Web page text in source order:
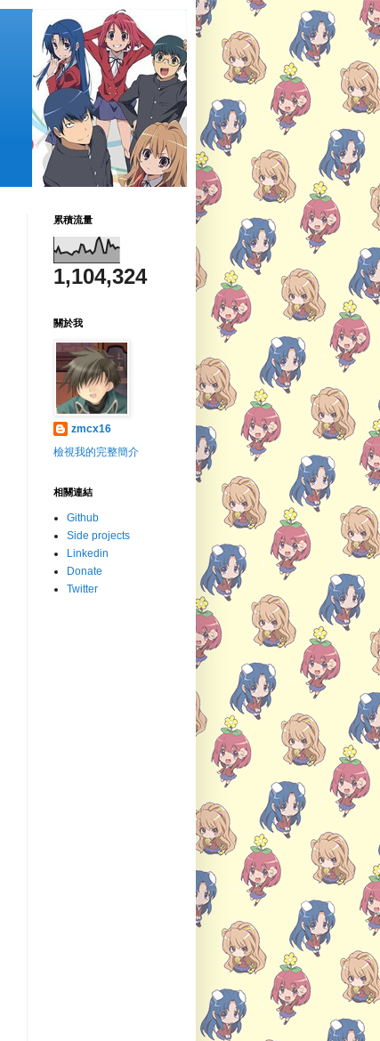
累積流量
1,104,324
關於我
zmcx16
檢視我的完整簡介
相關連結
Github
Side projects
Linkedin
Donate
Twitter